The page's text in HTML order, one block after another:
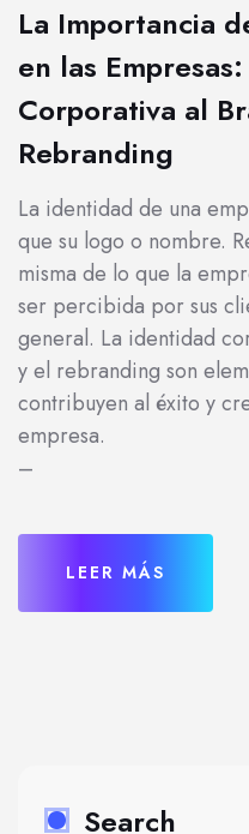
La Importancia
en las
Corporativa al
Rebranding
La identidad de una
que su logo o nombre.
misma de lo que la
ser percibida por sus
general. La identidad
y el rebranding son
contribuyen al éxito y
empresa.
–
LEER MÁS
Search